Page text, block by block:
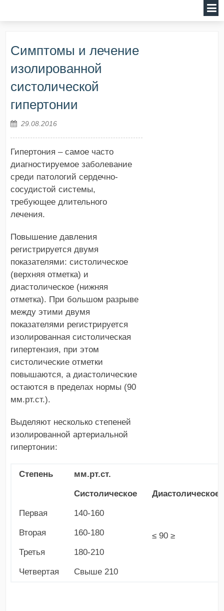
Симптомы и лечение
изолированной
систолической
гипертонии
29.08.2016
Гипертония – самое часто
диагностируемое заболевание
среди патологий сердечно-
сосудистой системы,
требующее длительного
лечения.
Повышение давления
регистрируется двумя
показателями: систолическое
(верхняя отметка) и
диастолическое (нижняя
отметка). При большом разрыве
между этими двумя
показателями регистрируется
изолированная систолическая
гипертензия, при этом
систолические отметки
повышаются, а диастолические
остаются в пределах нормы (90
мм.рт.ст.).
Выделяют несколько степеней
изолированной артериальной
гипертонии:
Степень мм.рт.ст.
Систолическое Диастолическое
Первая 140-160
≤ 90 ≥
Вторая 160-180
Третья 180-210
Четвертая Свыше 210